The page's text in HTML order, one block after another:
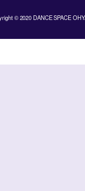
© 2020 DANCE SPACE